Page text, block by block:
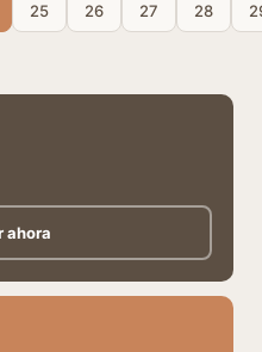
25 26 27 28
ahora